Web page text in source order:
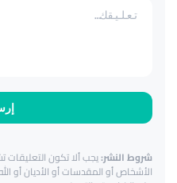
شروط النشر:يجب ألا تكون التعليقات
الأشخاص أو المقدسات أو الأديان أو